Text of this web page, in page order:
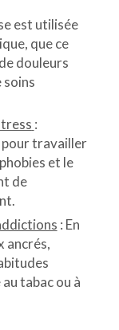
est utilisée
que ce
douleurs
soins
:
pour travailler
et le
de
: En
ancrés,
tabac ou à